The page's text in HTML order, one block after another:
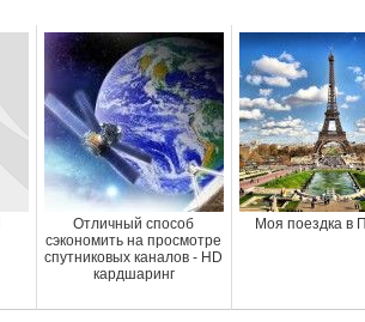
Отличный способ
сэкономить на просмотре
спутниковых каналов - HD
кардшаринг
Моя поездка в